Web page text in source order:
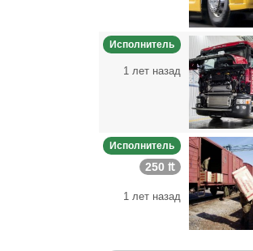
Исполнитель
1 лет назад
Исполнитель
250 ₶
1 лет назад